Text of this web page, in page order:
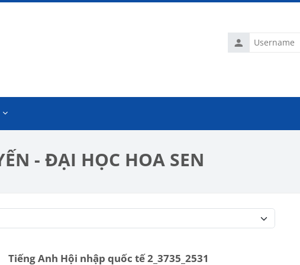
Username
- ĐẠI HỌC HOA SEN
Tiếng Anh Hội nhập quốc tế 2_3735_2531